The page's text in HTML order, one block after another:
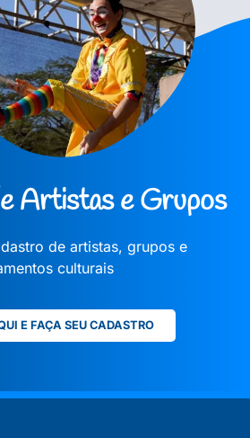
Artistas e Grupos
de artistas, grupos e
culturais
E FAÇA SEU CADASTRO